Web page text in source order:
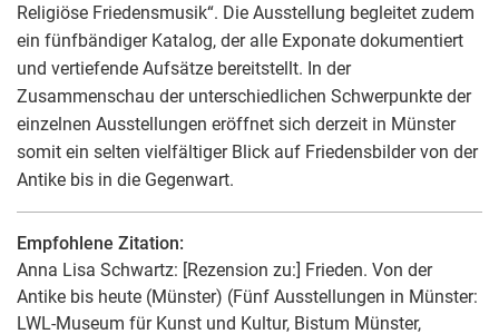
Religiöse Friedensmusik“. Die Ausstellung begleitet zudem
ein fünfbändiger Katalog, der alle Exponate dokumentiert
und vertiefende Aufsätze bereitstellt. In der
Zusammenschau der unterschiedlichen Schwerpunkte der
einzelnen Ausstellungen eröffnet sich derzeit in Münster
somit ein selten vielfältiger Blick auf Friedensbilder von der
Antike bis in die Gegenwart.
Empfohlene Zitation:
Anna Lisa Schwartz: [Rezension zu:] Frieden. Von der
Antike bis heute (Münster) (Fünf Ausstellungen in Münster:
LWL-Museum für Kunst und Kultur, Bistum Münster,